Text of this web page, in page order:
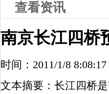
查看资讯
南京长江四桥
时间：2011/1/8
文本摘要：长江四桥